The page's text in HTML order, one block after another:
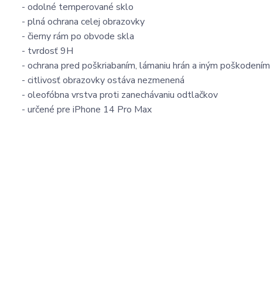
- odolné temperované sklo
- plná ochrana celej obrazovky
- čierny rám po obvode skla
- tvrdosť 9H
- ochrana pred poškriabaním, lámaniu hrán a iným poškodením
- citlivosť obrazovky ostáva nezmenená
- oleofóbna vrstva proti zanechávaniu odtlačkov
- určené pre iPhone 14 Pro Max